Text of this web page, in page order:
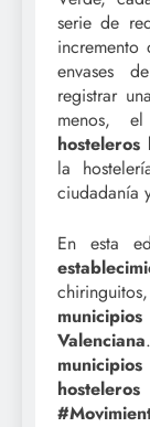
serie de
envases
registrar
menos,
hosteleros
la
ciudadanía
En esta
Valenciana
municipios
hosteleros